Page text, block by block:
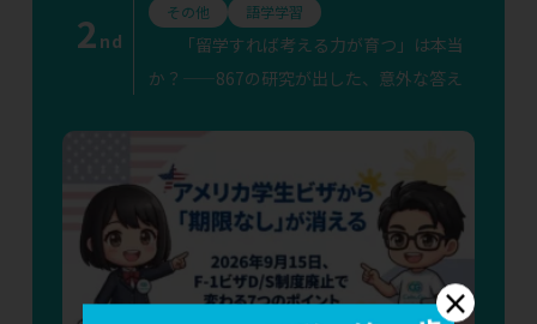
2 nd
その他 語学学習
「留学すれば考える力が育つ」は本当
か？——867の研究が出した、意外な答え
×